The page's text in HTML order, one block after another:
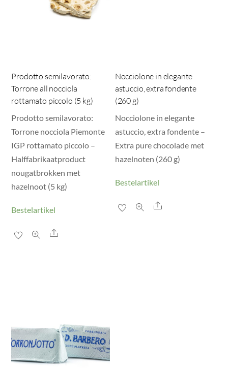
Prodotto semilavorato:
Torrone all nocciola
rottamato piccolo (5 kg)
Prodotto semilavorato:
Torrone nocciola Piemonte
IGP rottamato piccolo –
Halffabrikaatproduct
nougatbrokken met
hazelnoot (5 kg)
Bestelartikel
Share
Nocciolone in elegante
astuccio, extra fondente
(260 g)
Nocciolone in elegante
astuccio, extra fondente –
Extra pure chocolade met
hazelnoten (260 g)
Bestelartikel
Share